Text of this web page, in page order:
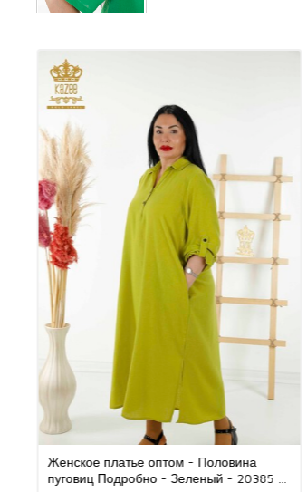
Женское платье оптом - Половина
пуговиц Подробно - Зеленый - 20385 |